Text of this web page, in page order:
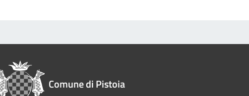
Comune di Pistoia